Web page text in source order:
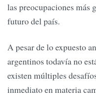
las preocupaciones más
futuro del país.
A pesar de lo expuesto
argentinos todavía no
existen múltiples
inmediato en materia